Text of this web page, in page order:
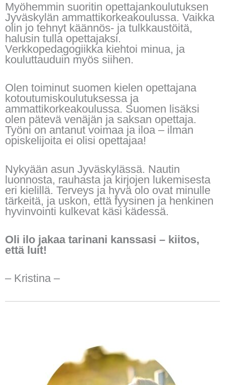
Myöhemmin suoritin opettajankoulutuksen
Jyväskylän ammattikorkeakoulussa. Vaikka
olin jo tehnyt käännös- ja tulkkaustöitä,
halusin tulla opettajaksi.
Verkkopedagogiikka kiehtoi minua, ja
kouluttauduin myös siihen.
Olen toiminut suomen kielen opettajana
kotoutumiskoulutuksessa ja
ammattikorkeakoulussa. Suomen lisäksi
olen pätevä venäjän ja saksan opettaja.
Työni on antanut voimaa ja iloa – ilman
opiskelijoita ei olisi opettajaa!
Nykyään asun Jyväskylässä. Nautin
luonnosta, rauhasta ja kirjojen lukemisesta
eri kielillä. Terveys ja hyvä olo ovat minulle
tärkeitä, ja uskon, että fyysinen ja henkinen
hyvinvointi kulkevat käsi kädessä.
Oli ilo jakaa tarinani kanssasi – kiitos,
että luit!
– Kristina –